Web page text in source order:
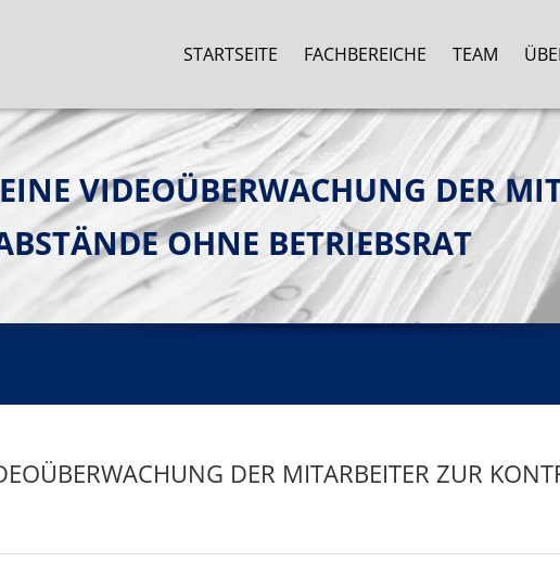
STARTSEITE FACHBEREICHE TEAM
VIDEOÜBERWACHUNG DER
OHNE BETRIEBSRAT
DER MITARBEITER ZUR